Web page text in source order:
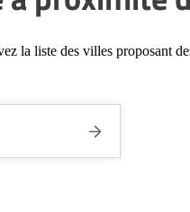
la liste des villes proposant